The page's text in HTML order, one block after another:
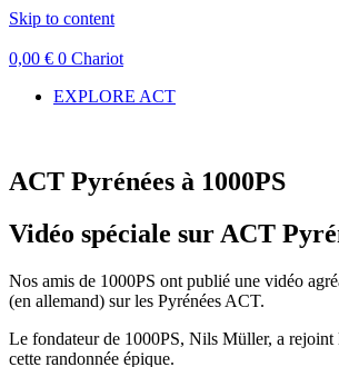
Skip to content
0,00 € 0 Chariot
EXPLORE ACT
ACT Pyrénées à 1000PS
Vidéo spéciale sur ACT
Nos amis de 1000PS ont publié une vidéo
(en allemand) sur les Pyrénées ACT.
Le fondateur de 1000PS, Nils Müller, a
cette randonnée épique.